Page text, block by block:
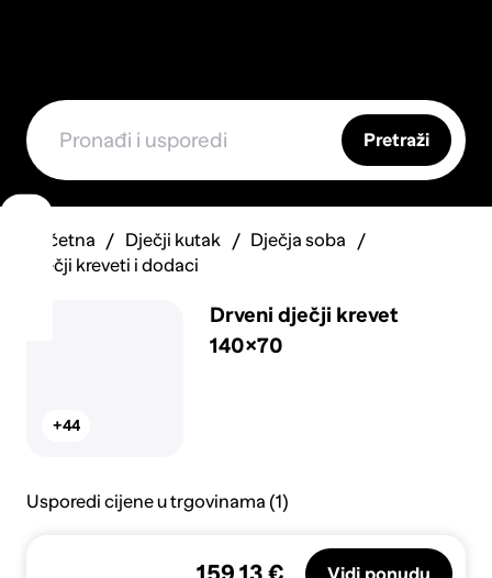
Pretraži
Početna Dječji kutak
Dječja soba
Dječji kreveti i dodaci
+44
Drveni dječji krevet
140×70
Usporedi cijene u trgovinama (1)